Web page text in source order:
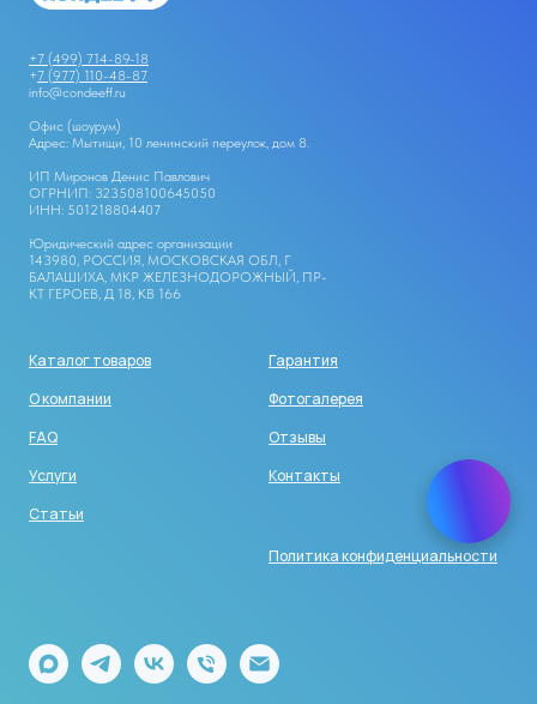
+7 (499) 714-89-18
+7 (977) 110-48-87
info@condeeff.ru
Офис (шоурум)
Адрес: Мытищи, 10 ленинский переулок, дом 8.
ИП Миронов Денис Павлович
ОГРНИП: 323508100645050
ИНН: 501218804407
Юридический адрес организации
143980, РОССИЯ, МОСКОВСКАЯ ОБЛ, Г
БАЛАШИХА, МКР ЖЕЛЕЗНОДОРОЖНЫЙ, ПР-
КТ ГЕРОЕВ, Д 18, КВ 166
Каталог товаров
О компании
FAQ
Услуги
Статьи
Гарантия
Фотогалерея
Отзывы
Контакты
Политика конфиденциальности